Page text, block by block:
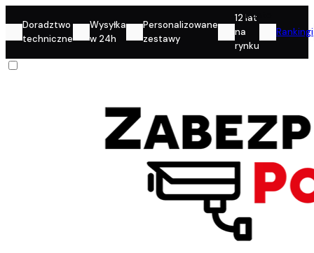
Doradztwo
techniczne
Wysyłka
w 24h
Personalizowane
zestawy
12 lat
na
rynku
Rankingi
Konto